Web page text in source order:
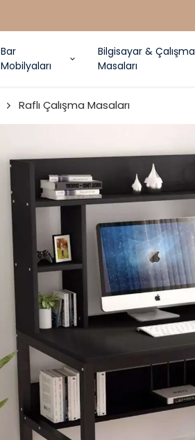
Bar
Mobilyaları
Bilgisayar & Çalışma
Masaları
Raflı Çalışma Masaları